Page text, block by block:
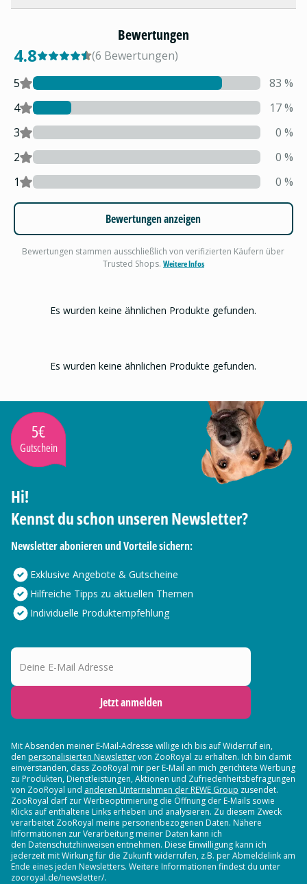
Bewertungen
4.8 (6 Bewertungen)
5
83 %
4
17%
3
0 %
2
0 %
1
0 %
Bewertungen anzeigen
Bewertungen stammen ausschließlich von verifizierten Käufern über
Trusted Shops. Weitere Infos
Es wurden keine ähnlichen Produkte gefunden.
Es wurden keine ähnlichen Produkte gefunden.
5€
Gutschein
Hi!
Kennst du schon unseren Newsletter?
Newsletter abonieren und Vorteile sichern:
Exklusive Angebote & Gutscheine
Hilfreiche Tipps zu aktuellen Themen
Individuelle Produktempfehlung
Deine E-Mail Adresse
Jetzt anmelden
Mit Absenden meiner E-Mail-Adresse willige ich bis auf Widerruf ein,
den personalisierten Newslettervon ZooRoyal zu erhalten. Ich bin damit
einverstanden, dass ZooRoyal mir per E-Mail an mich gerichtete Werbung
zu Produkten, Dienstleistungen, Aktionen und Zufriedenheitsbefragungen
von ZooRoyal und anderen Unternehmen der REWE Group zusendet.
ZooRoyal darf zur Werbeoptimierung die Öffnung der E-Mails sowie
Klicks auf enthaltene Links erheben und analysieren. Zu diesem Zweck
verarbeitet ZooRoyal meine personenbezogenen Daten. Nähere
Informationen zur Verarbeitung meiner Daten kann ich
den Datenschutzhinweisen entnehmen. Diese Einwilligung kann ich
jederzeit mit Wirkung für die Zukunft widerrufen, z.B. per Abmeldelink am
Ende eines jeden Newsletters. Weitere Informationen findest du unter
zooroyal.de/newsletter/.